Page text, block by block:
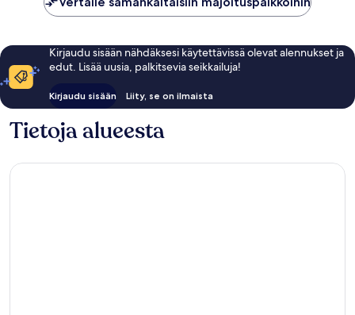
Kirjaudu sisään nähdäksesi käytettävissä olevat alennukset ja
edut. Lisää uusia, palkitsevia seikkailuja!
Kirjaudu sisään Liity, se on ilmaista
Tietoja alueesta